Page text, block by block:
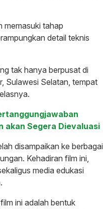
memasuki tahap
detail teknis
tak hanya berpusat di
Sulawesi Selatan, tempat
akan Segera Dievaluasi
disampaikan ke berbagai
Kehadiran film ini,
media edukasi
ini adalah bentuk